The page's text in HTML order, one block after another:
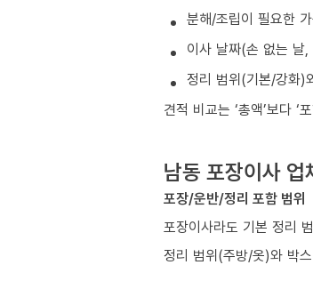
분해/조립이 필요한
이사 날짜(손 없는 날
정리 범위(기본/강화)
견적 비교는 ‘총액’보다
남동 포장이사
포장/운반/정리 포함 범위
포장이사라도 기본 정리
정리 범위(주방/옷)와 박